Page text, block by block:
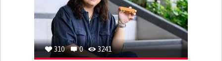
GENERAL AND FAMILY MEDICINE
NEUROLOGY
FRANCE
310 0 3241